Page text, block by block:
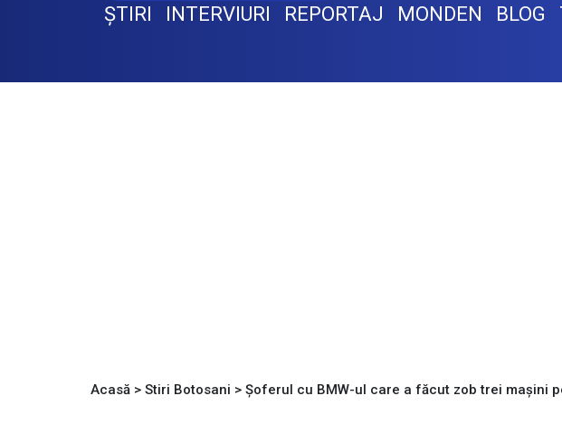
ŞTIRI INTERVIURI REPORTAJ MONDEN BLOG
Acasă > Stiri Botosani > Șoferul cu BMW-ul care a făcut zob trei mașini